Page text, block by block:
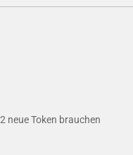
neue Token brauchen